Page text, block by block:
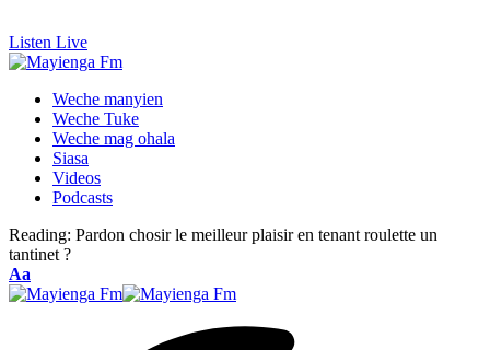
Listen Live
Weche manyien
Weche Tuke
Weche mag ohala
Siasa
Videos
Podcasts
Reading: Pardon chosir le meilleur plaisir en tenant roulette un
tantinet ?
Font
Resizer
Aa